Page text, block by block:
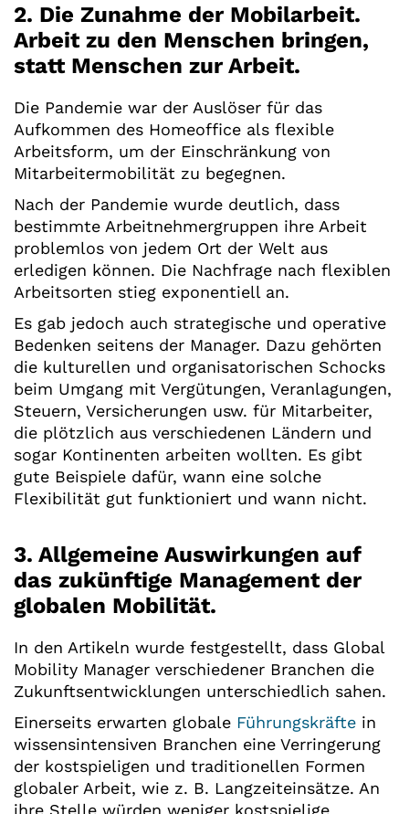
2. Die Zunahme der Mobilarbeit.
Arbeit zu den Menschen bringen,
statt Menschen zur Arbeit.
Die Pandemie war der Auslöser für das
Aufkommen des Homeoffice als flexible
Arbeitsform, um der Einschränkung von
Mitarbeitermobilität zu begegnen.
Nach der Pandemie wurde deutlich, dass
bestimmte Arbeitnehmergruppen ihre Arbeit
problemlos von jedem Ort der Welt aus
erledigen können. Die Nachfrage nach flexiblen
Arbeitsorten stieg exponentiell an.
Es gab jedoch auch strategische und operative
Bedenken seitens der Manager. Dazu gehörten
die kulturellen und organisatorischen Schocks
beim Umgang mit Vergütungen, Veranlagungen,
Steuern, Versicherungen usw. für Mitarbeiter,
die plötzlich aus verschiedenen Ländern und
sogar Kontinenten arbeiten wollten. Es gibt
gute Beispiele dafür, wann eine solche
Flexibilität gut funktioniert und wann nicht.
3. Allgemeine Auswirkungen auf
das zukünftige Management der
globalen Mobilität.
In den Artikeln wurde festgestellt, dass Global
Mobility Manager verschiedener Branchen die
Zukunftsentwicklungen unterschiedlich sahen.
Einerseits erwarten globale Führungskräfte in
wissensintensiven Branchen eine Verringerung
der kostspieligen und traditionellen Formen
globaler Arbeit, wie z. B. Langzeiteinsätze. An
ihre Stelle würden weniger kostspielige